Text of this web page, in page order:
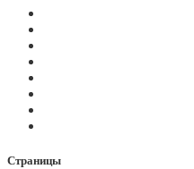
Страницы